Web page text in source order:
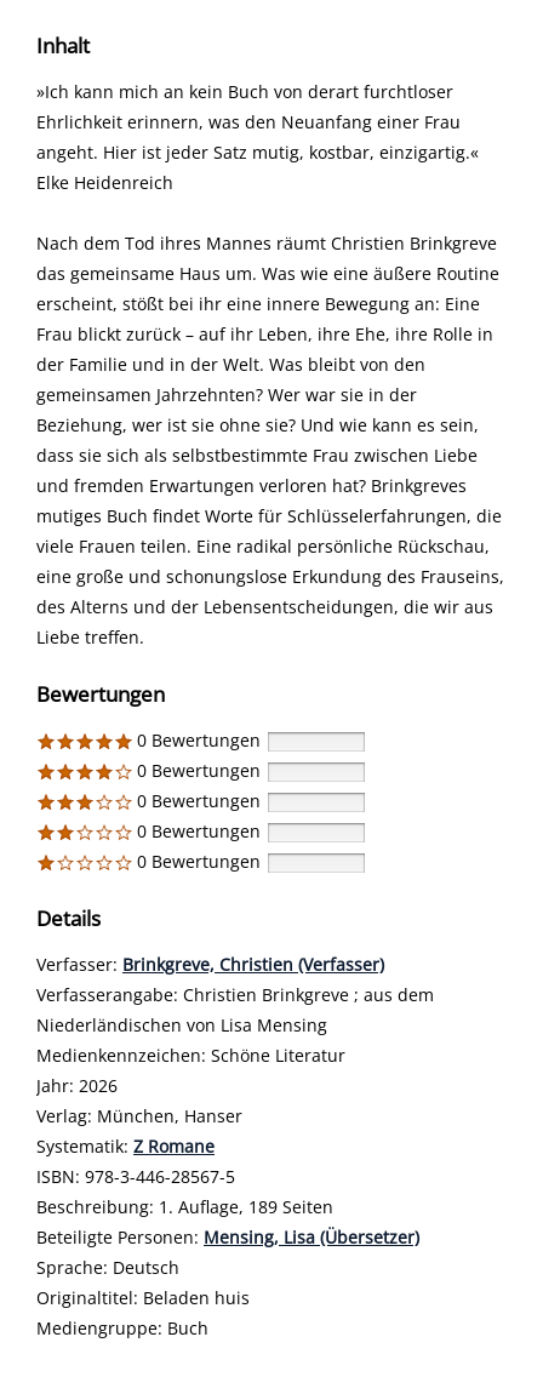
Inhalt
»Ich kann mich an kein Buch von derart furchtloser
Ehrlichkeit erinnern, was den Neuanfang einer Frau
angeht. Hier ist jeder Satz mutig, kostbar, einzigartig.«
Elke Heidenreich
Nach dem Tod ihres Mannes räumt Christien Brinkgreve
das gemeinsame Haus um. Was wie eine äußere Routine
erscheint, stößt bei ihr eine innere Bewegung an: Eine
Frau blickt zurück – auf ihr Leben, ihre Ehe, ihre Rolle in
der Familie und in der Welt. Was bleibt von den
gemeinsamen Jahrzehnten? Wer war sie in der
Beziehung, wer ist sie ohne sie? Und wie kann es sein,
dass sie sich als selbstbestimmte Frau zwischen Liebe
und fremden Erwartungen verloren hat? Brinkgreves
mutiges Buch findet Worte für Schlüsselerfahrungen, die
viele Frauen teilen. Eine radikal persönliche Rückschau,
eine große und schonungslose Erkundung des Frauseins,
des Alterns und der Lebensentscheidungen, die wir aus
Liebe treffen.
Bewertungen
0 Bewertungen
0 Bewertungen
0 Bewertungen
0 Bewertungen
0 Bewertungen
Details
Verfasser: Suche nach diesem Verfasser
Brinkgreve, Christien (Verfasser)
Verfasserangabe: Christien Brinkgreve ; aus dem
Niederländischen von Lisa Mensing
Medienkennzeichen: Schöne Literatur
Jahr: 2026
Verlag: München, Hanser
opens in new tab
Diesen Link in neuem Tab öffnen
Systematik: Suche nach dieser Systematik
Z Romane
Suche nach diesem Interessenskreis
ISBN: 978-3-446-28567-5
Beschreibung: 1. Auflage, 189 Seiten
Beteiligte Personen: Suche nach dieser Beteiligten Person
Mensing, Lisa (Übersetzer)
Sprache: Deutsch
Originaltitel: Beladen huis
Mediengruppe: Buch